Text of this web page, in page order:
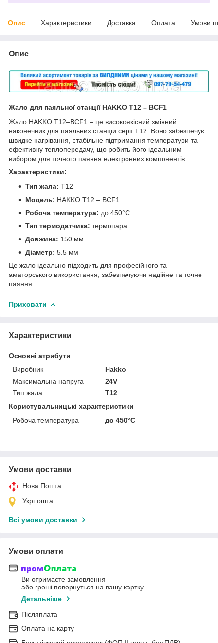
Опис Характеристики Доставка Оплата Умови
Опис
Жало для паяльної станції HAKKO T12 – BCF1
Жало HAKKO T12–BCF1 – це високоякісний змінний
наконечник для паяльних станцій серії T12. Воно забезпечує
швидке нагрівання, стабільне підтримання температури та
ефективну теплопередачу, що робить його ідеальним
вибором для точного паяння електронних компонентів.
Характеристики:
Тип жала: T12
Модель: HAKKO T12 – BCF1
Робоча температура: до 450°C
Тип термодатчика: термопара
Довжина: 150 мм
Діаметр: 5.5 мм
Це жало ідеально підходить для професійного та
аматорського використання, забезпечуючи надійне та точне
паяння.
Приховати
Характеристики
Основні атрибути
Виробник
Hakko
Максимальна напруга
24V
Тип жала
T12
Користувальницькі характеристики
Робоча температура
до 450°C
Умови доставки
Нова Пошта
Укрпошта
Всі умови доставки
Умови оплати
Ви отримаєте замовлення
або гроші повернуться на вашу картку
Детальніше
Післяплата
Оплата на карту